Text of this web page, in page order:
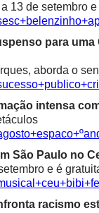
13 de setembro
para
aborda o
intensa
São Paulo no
e é
racismo